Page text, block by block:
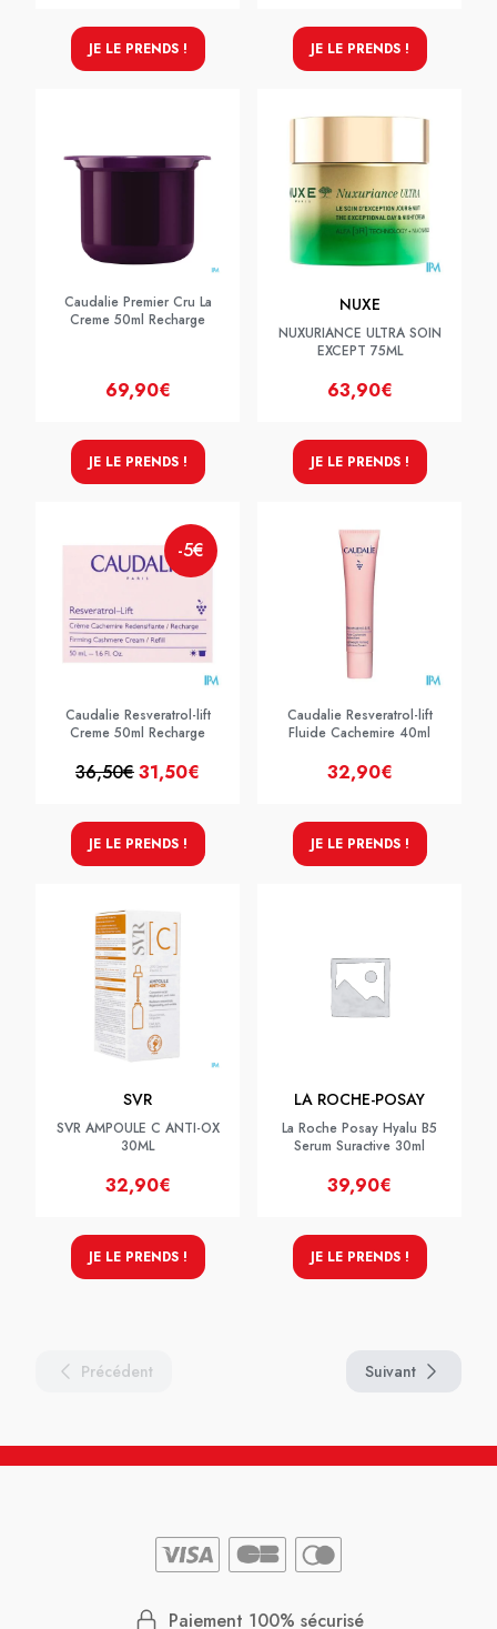
JE LE PRENDS ! JE LE PRENDS !
Caudalie Premier Cru La
Creme 50ml Recharge
69,90€
JE LE PRENDS !
NUXE
NUXURIANCE ULTRA SOIN
EXCEPT 75ML
63,90€
JE LE PRENDS !
-5€
Caudalie Resveratrol-lift
Creme 50ml Recharge
36,50€31,50€
JE LE PRENDS !
Caudalie Resveratrol-lift
Fluide Cachemire 40ml
32,90€
JE LE PRENDS !
SVR
SVR AMPOULE C ANTI-OX
30ML
32,90€
JE LE PRENDS !
LA ROCHE-POSAY
La Roche Posay Hyalu B5
Serum Suractive 30ml
39,90€
JE LE PRENDS !
Précédent Suivant
Paiement 100% sécurisé